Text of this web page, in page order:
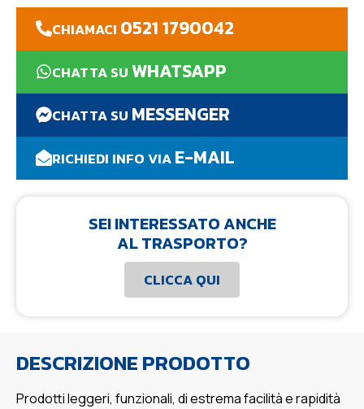
CHIAMACI 0521 1790042
CHATTA SUWHATSAPP
CHATTA SU MESSENGER
RICHIEDI INFO VIAE-MAIL
SEI INTERESSATO ANCHE
AL TRASPORTO?
CLICCA QUI
DESCRIZIONE PRODOTTO
Prodotti leggeri, funzionali, di estrema facilità e rapidità